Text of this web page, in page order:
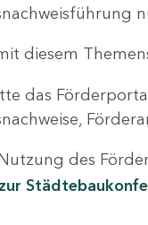
diesem
das
des